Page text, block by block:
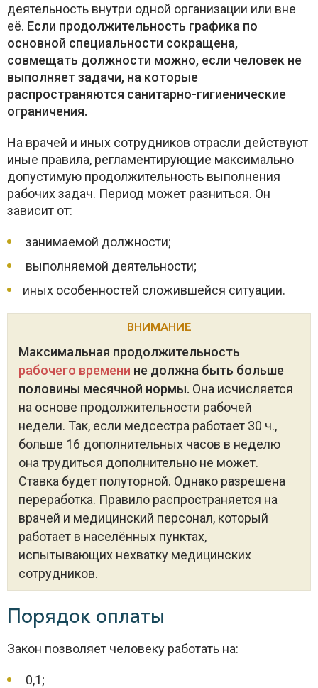
деятельность внутри одной организации или вне
её. Если продолжительность графика по
основной специальности сокращена,
совмещать должности можно, если человек не
выполняет задачи, на которые
распространяются санитарно-гигиенические
ограничения.
На врачей и иных сотрудников отрасли действуют
иные правила, регламентирующие максимально
допустимую продолжительность выполнения
рабочих задач. Период может разниться. Он
зависит от:
занимаемой должности;
выполняемой деятельности;
иных особенностей сложившейся ситуации.
ВНИМАНИЕ
Максимальная продолжительность
рабочего времени не должна быть больше
половины месячной нормы. Она исчисляется
на основе продолжительности рабочей
недели. Так, если медсестра работает 30 ч.,
больше 16 дополнительных часов в неделю
она трудиться дополнительно не может.
Ставка будет полуторной. Однако разрешена
переработка. Правило распространяется на
врачей и медицинский персонал, который
работает в населённых пунктах,
испытывающих нехватку медицинских
сотрудников.
Порядок оплаты
Закон позволяет человеку работать на:
0,1;